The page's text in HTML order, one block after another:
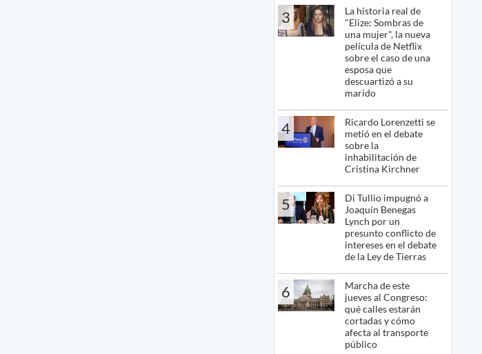
3
La historia real de
"Elize: Sombras de
una mujer", la nueva
película de Netflix
sobre el caso de una
esposa que
descuartizó a su
marido
4
Ricardo Lorenzetti se
metió en el debate
sobre la
inhabilitación de
Cristina Kirchner
5
Di Tullio impugnó a
Joaquín Benegas
Lynch por un
presunto conflicto de
intereses en el debate
de la Ley de Tierras
6
Marcha de este
jueves al Congreso:
qué calles estarán
cortadas y cómo
afecta al transporte
público